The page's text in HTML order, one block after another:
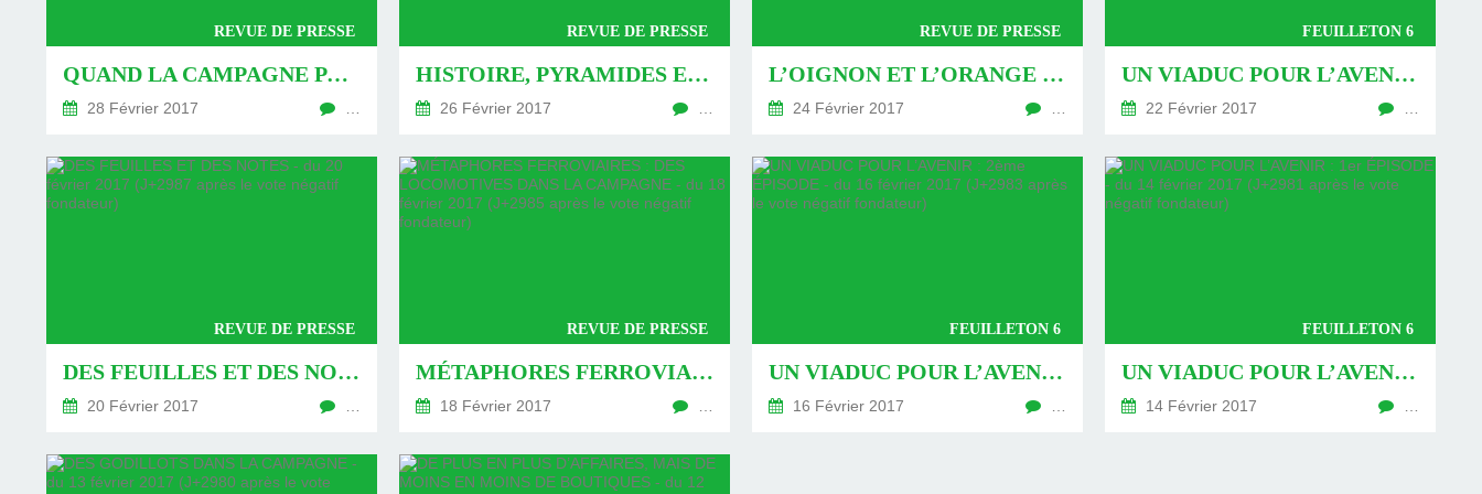
REVUE DE PRESSE
QUAND LA CAMPAGNE PASSE À LA TRAPPE - DU 28 FÉVRIER 2017 (J+2995 APRÈS LE VOTE NÉGATIF FONDATEUR)
28 Février 2017
REVUE DE PRESSE
HISTOIRE, PYRAMIDES ET… OIGNONS - DU 26 FÉVRIER 2017 (J+2993 APRÈS LE VOTE NÉGATIF FONDATEUR)
26 Février 2017
REVUE DE PRESSE
L’OIGNON ET L’ORANGE - DU 24 FÉVRIER 2017 (J+2991 APRÈS LE VOTE NÉGATIF FONDATEUR)
24 Février 2017
FEUILLETON 6
UN VIADUC POUR L’AVENIR : 3ÈME ÉPISODE - DU 22 FÉVRIER 2017 (J+2989 APRÈS LE VOTE NÉGATIF FONDATEUR)
22 Février 2017
REVUE DE PRESSE
DES FEUILLES ET DES NOTES - DU 20 FÉVRIER 2017 (J+2987 APRÈS LE VOTE NÉGATIF FONDATEUR)
20 Février 2017
REVUE DE PRESSE
MÉTAPHORES FERROVIAIRES : DES LOCOMOTIVES DANS LA CAMPAGNE - DU 18 FÉVRIER 2017 (J+2985 APRÈS LE VOTE NÉGATIF FONDATEUR)
18 Février 2017
FEUILLETON 6
UN VIADUC POUR L’AVENIR : 2ÈME ÉPISODE - DU 16 FÉVRIER 2017 (J+2983 APRÈS LE VOTE NÉGATIF FONDATEUR)
16 Février 2017
FEUILLETON 6
UN VIADUC POUR L’AVENIR : 1ER ÉPISODE - DU 14 FÉVRIER 2017 (J+2981 APRÈS LE VOTE NÉGATIF FONDATEUR)
14 Février 2017